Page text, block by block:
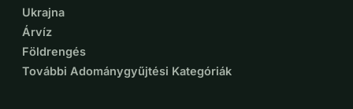
Ukrajna
Árvíz
Földrengés
További Adománygyűjtési Kategóriák